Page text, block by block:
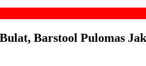
Barstool Pulomas